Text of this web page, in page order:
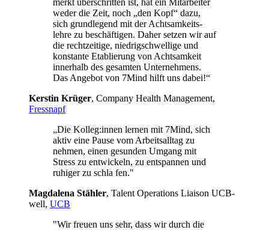
merkt über­schrit­ten ist, hat ein Mit­ar­bei­ter
weder die Zeit, noch „den Kopf“ dazu,
sich grund­le­gend mit der Acht­sam­keits­
lehre zu beschäf­ti­gen. Daher setzen wir auf
die recht­zei­tige, nied­rig­schwel­lige und
kon­stante Eta­blie­rung von Acht­sam­keit
inner­halb des gesam­ten Unterneh­mens.
Das Ange­bot von 7Mind hilft uns dabei!“
Kers­tin Krüger, Com­pany Health Manage­ment,
Fressnapf
„Die Kolleg:innen lernen mit 7Mind, sich
aktiv eine Pause vom Arbeitsalltag zu
nehmen, einen gesunden Umgang mit
Stress zu entwickeln, zu entspannen und
ruhiger zu schla fen."
Mag­da­lena Stäh­ler, Talent Operations Liaison UCB­
well, UCB
"Wir freuen uns sehr, dass wir durch die